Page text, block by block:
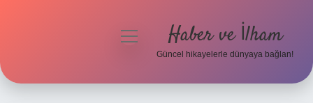
menüyü
Haber ve İlham
Güncel hikayelerle dünyaya bağlan!